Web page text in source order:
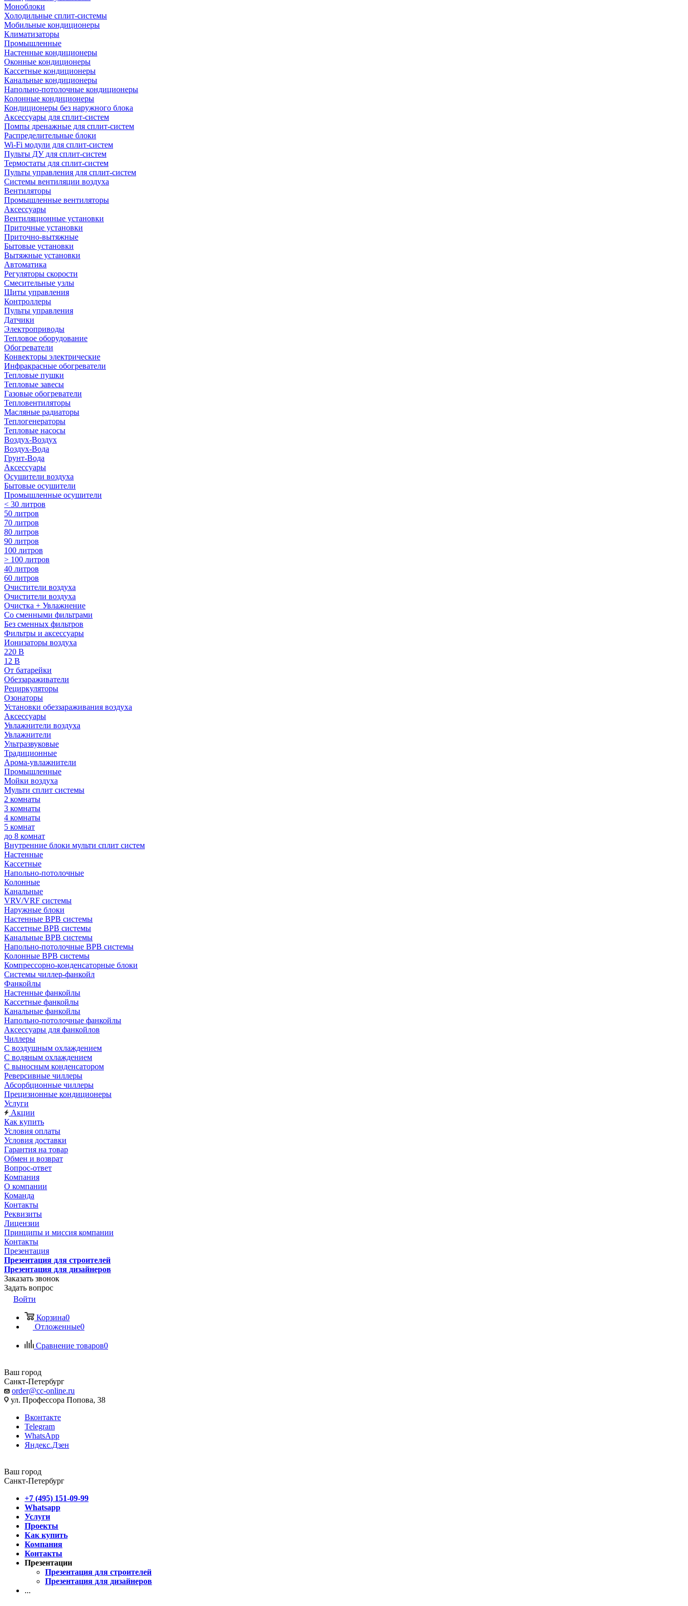
Моноблоки
Холодильные сплит-системы
Мобильные кондиционеры
Климатизаторы
Промышленные
Настенные кондиционеры
Оконные кондиционеры
Кассетные кондиционеры
Канальные кондиционеры
Напольно-потолочные кондиционеры
Колонные кондиционеры
Кондиционеры без наружного блока
Аксессуары для сплит-систем
Помпы дренажные для сплит-систем
Распределительные блоки
Wi-Fi модули для сплит-систем
Пульты ДУ для сплит-систем
Термостаты для сплит-систем
Пульты управления для сплит-систем
Системы вентиляции воздуха
Вентиляторы
Промышленные вентиляторы
Аксессуары
Вентиляционные установки
Приточные установки
Приточно-вытяжные
Бытовые установки
Вытяжные установки
Автоматика
Регуляторы скорости
Смесительные узлы
Щиты управления
Контроллеры
Пульты управления
Датчики
Электроприводы
Тепловое оборудование
Обогреватели
Конвекторы электрические
Инфракрасные обогреватели
Тепловые пушки
Тепловые завесы
Газовые обогреватели
Тепловентиляторы
Масляные радиаторы
Теплогенераторы
Тепловые насосы
Воздух-Воздух
Воздух-Вода
Грунт-Вода
Аксессуары
Осушители воздуха
Бытовые осушители
Промышленные осушители
< 30 литров
50 литров
70 литров
80 литров
90 литров
100 литров
> 100 литров
40 литров
60 литров
Очистители воздуха
Очистители воздуха
Очистка + Увлажнение
Cо сменными фильтрами
Без сменных фильтров
Фильтры и аксессуары
Ионизаторы воздуха
220 В
12 В
От батарейки
Обеззараживатели
Рециркуляторы
Озонаторы
Установки обеззараживания воздуха
Аксессуары
Увлажнители воздуха
Увлажнители
Ультразвуковые
Традиционные
Арома-увлажнители
Промышленные
Мойки воздуха
Мульти сплит системы
2 комнаты
3 комнаты
4 комнаты
5 комнат
до 8 комнат
Внутренние блоки мульти сплит систем
Настенные
Кассетные
Напольно-потолочные
Колонные
Канальные
VRV/VRF системы
Наружные блоки
Настенные ВРВ системы
Кассетные ВРВ системы
Канальные ВРВ системы
Напольно-потолочные ВРВ системы
Колонные ВРВ системы
Компрессорно-конденсаторные блоки
Системы чиллер-фанкойл
Фанкойлы
Настенные фанкойлы
Кассетные фанкойлы
Канальные фанкойлы
Напольно-потолочные фанкойлы
Аксессуары для фанкойлов
Чиллеры
С воздушным охлаждением
С водяным охлаждением
С выносным конденсатором
Реверсивные чиллеры
Абсорбционные чиллеры
Прецизионные кондиционеры
Услуги
Акции
Как купить
Условия оплаты
Условия доставки
Гарантия на товар
Обмен и возврат
Вопрос-ответ
Компания
О компании
Команда
Контакты
Реквизиты
Лицензии
Принципы и миссия компании
Контакты
Презентация
Презентация для строителей
Презентация для дизайнеров
Заказать звонок
Задать вопрос
Войти
Корзина0
Отложенные0
Сравнение товаров0
Ваш город
Санкт-Петербург
order@cc-online.ru
ул. Профессора Попова, 38
Вконтакте
Telegram
WhatsApp
Яндекс.Дзен
Ваш город
Санкт-Петербург
+7 (495) 151-09-99
Whatsapp
Услуги
Проекты
Как купить
Компания
Контакты
Презентации
Презентация для строителей
Презентация для дизайнеров
...